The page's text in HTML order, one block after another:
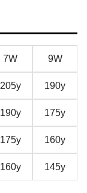
7W 9W
205y 190y
190y 175y
175y 160y
160y 145y